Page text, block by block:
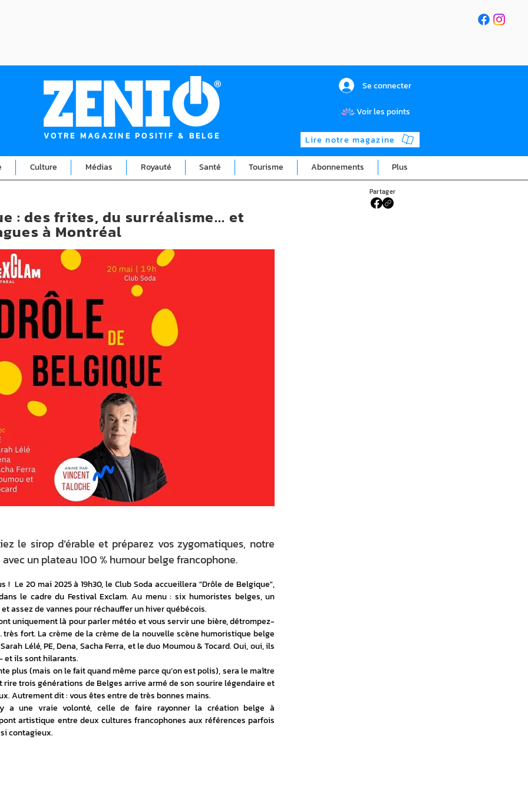
VOTRE MAGAZINE POSITIF & BELGE
Se connecter
Voir les points
Lire notre magazine
Culture Médias Royauté Santé Tourisme Abonnements Plus
Partager
le sirop d’érable et préparez vos zygomatiques, notre
un plateau 100 % humour belge francophone.
!  Le 20 mai 2025 à 19h30, le Club Soda accueillera "Drôle de Belgique",
le cadre du Festival Exclam. Au menu : six humoristes belges, un
assez de vannes pour réchauffer un hiver québécois.
uniquement là pour parler météo et vous servir une bière, détrompez-
très fort. La crème de la crème de la nouvelle scène humoristique belge
Lélé, PE, Dena, Sacha Ferra, et le duo Moumou & Tocard. Oui, oui, ils
et ils sont hilarants.
plus (mais on le fait quand même parce qu’on est polis), sera le maître
rire trois générations de Belges arrive armé de son sourire légendaire et
Autrement dit : vous êtes entre de très bonnes mains.
a une vraie volonté, celle de faire rayonner la création belge à
artistique entre deux cultures francophones aux références parfois
contagieux.
: des frites, du surréalisme... et
à Montréal